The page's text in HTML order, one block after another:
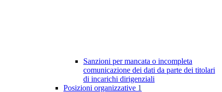
Sanzioni per mancata o incompleta
comunicazione dei dati da parte dei titolari
di incarichi dirigenziali
Posizioni organizzative 1